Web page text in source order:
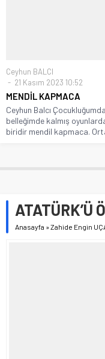
Ceyhun BALCI
21 Kasım 2023 10:52
MENDİL KAPMACA
Ceyhun Balcı
belleğimde kalmış
biridir mendil kapmaca.
ATATÜRK’Ü
Anasayfa »Zahide Engin